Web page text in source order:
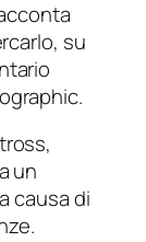
su
un
causa di